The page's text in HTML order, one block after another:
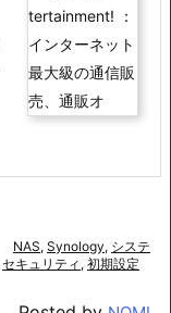
NAS, Synology, システ
セキュリティ , 初期設定